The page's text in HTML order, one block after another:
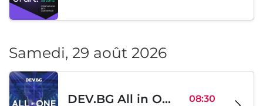
Samedi, 29 août 2026
DEV.BG All in One 2026 08:30